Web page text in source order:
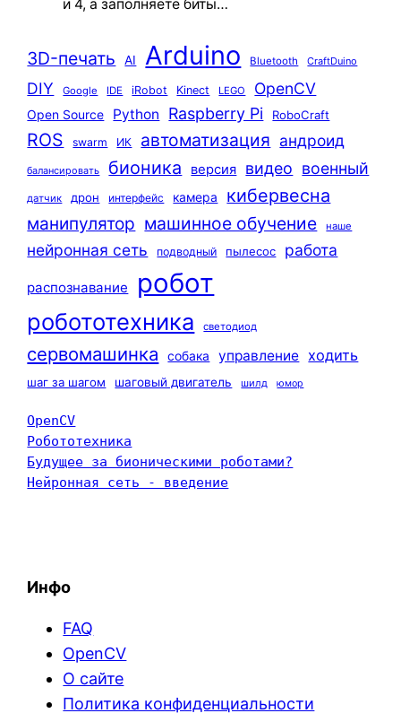
и 4, а заполняете биты…
3D-печать AI Arduino Bluetooth CraftDuino
DIY Google IDE iRobot Kinect LEGO OpenCV
Open Source Python Raspberry Pi RoboCraft
ROS swarm ИК автоматизация андроид
балансировать бионика версия видео военный
датчик дрон интерфейс камера кибервесна
манипулятор машинное обучение наше
нейронная сеть подводный пылесос работа
распознавание робот
робототехника светодиод
сервомашинка собака управление ходить
шаг за шагом шаговый двигатель шилд юмор
OpenCV
Робототехника
Будущее за бионическими роботами?
Нейронная сеть - введение
Инфо
FAQ
OpenCV
О сайте
Политика конфиденциальности